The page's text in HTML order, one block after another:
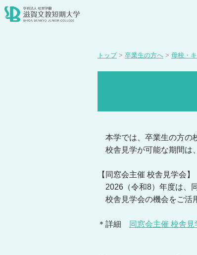
トップ > 卒業生の方へ > 母校・
本学では、卒業生の方の
校舎見学が可能な期間は
【同窓会主催 校舎見学会】
2026（令和8）年度は、
校舎見学会の機会をご活
＊詳細 同窓会主催 校舎